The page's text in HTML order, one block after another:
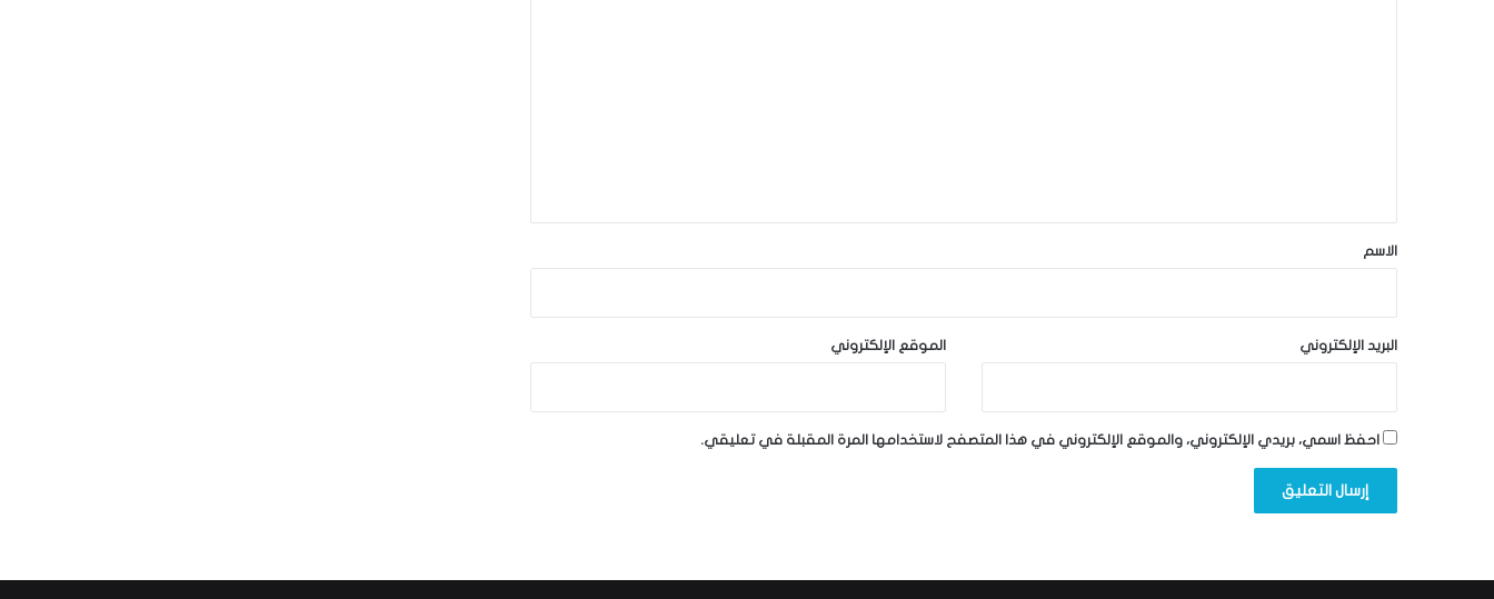
*
الاسم
البريد الإلكتروني الموقع الإلكتروني
احفظ اسمي، بريدي الإلكتروني، والموقع الإلكتروني في هذا المتصفح لاستخدامها المرة المقبلة في تعليقي.